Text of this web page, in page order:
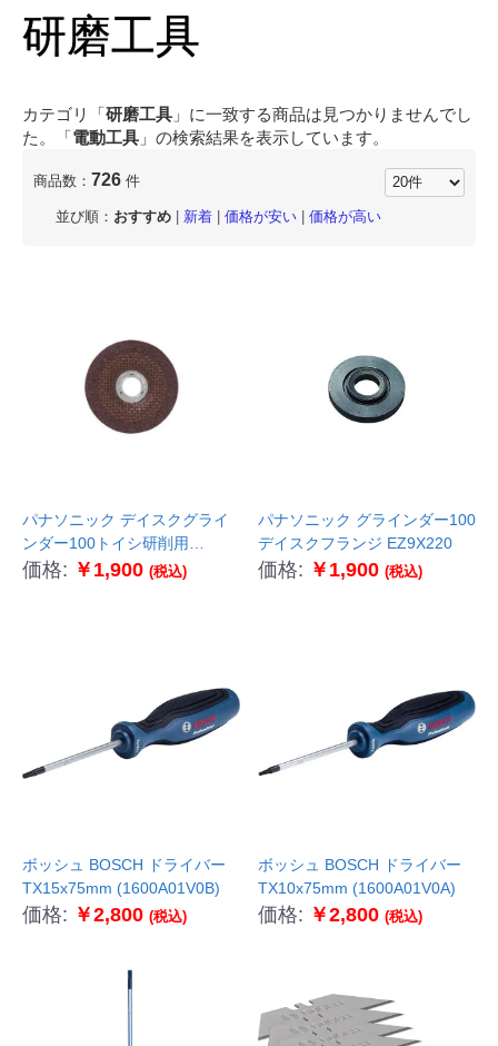
研磨工具
カテゴリ「研磨工具 」に一致する商品は見つかりませんでし
た。「電動工具 」の検索結果を表示しています。
商品数： 726 件
並び順： おすすめ 新着 価格が安い 価格が高い
パナソニック デイスクグライ
ンダー100トイシ研削用
EZ9X200
価格: ￥1,900 (税込)
パナソニック グラインダー100
デイスクフランジ EZ9X220
価格: ￥1,900 (税込)
ボッシュ BOSCH ドライバー
TX15x75mm (1600A01V0B)
価格: ￥2,800 (税込)
ボッシュ BOSCH ドライバー
TX10x75mm (1600A01V0A)
価格: ￥2,800 (税込)